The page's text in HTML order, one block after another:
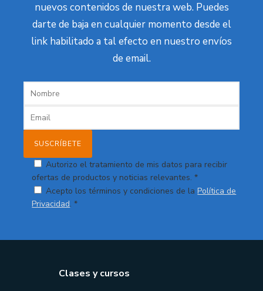
nuevos contenidos de nuestra web. Puedes
darte de baja en cualquier momento desde el
link habilitado a tal efecto en nuestro envíos
de email.
Autorizo el tratamiento de mis datos para recibir
ofertas de productos y noticias relevantes. *
Acepto los términos y condiciones de laPolítica de
Privacidad. *
Clases y cursos